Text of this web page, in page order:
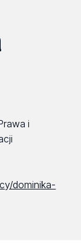
i
dominika-